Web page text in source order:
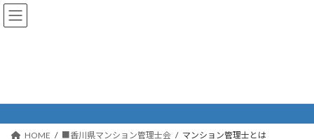
コ
ン
キ
ナ
ビ
に
HOME ■香川県マンション管理士会 マンション管理士とは